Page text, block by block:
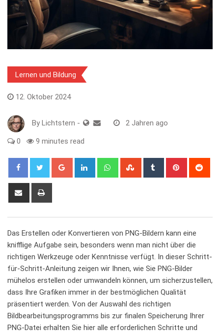
Lernen und Bildung
12. Oktober 2024
By Lichtstern - 2 Jahren ago
0 9 minutes read
Google+ LinkedIn WhatsappStumbleUpon
Tumblr Pinterest
Share
Das ‍Erstellen oder Konvertieren von PNG-Bildern kann eine
knifflige Aufgabe sein, ⁤besonders​ wenn man‌ nicht über ​die
richtigen Werkzeuge oder ​Kenntnisse verfügt.‌ In dieser ⁣Schritt-
für-Schritt-Anleitung zeigen wir Ihnen, wie Sie PNG-Bilder
mühelos erstellen oder umwandeln können, um sicherzustellen,
dass Ihre ⁢Grafiken‍ immer in der ‍bestmöglichen Qualität⁢
präsentiert werden. ‌Von‌ der‍ Auswahl des richtigen
Bildbearbeitungsprogramms bis zur ‌finalen ⁤Speicherung Ihrer
PNG-Datei erhalten ⁣Sie hier alle⁤ erforderlichen⁣ Schritte und